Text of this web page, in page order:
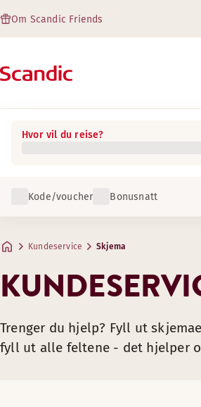
Om Scandic Friends
Hvor vil du reise?
Kode/voucher Bonusnatt
Kundeservice Skjema
Trenger du hjelp? Fyll ut
fyll ut alle feltene - det hjelper